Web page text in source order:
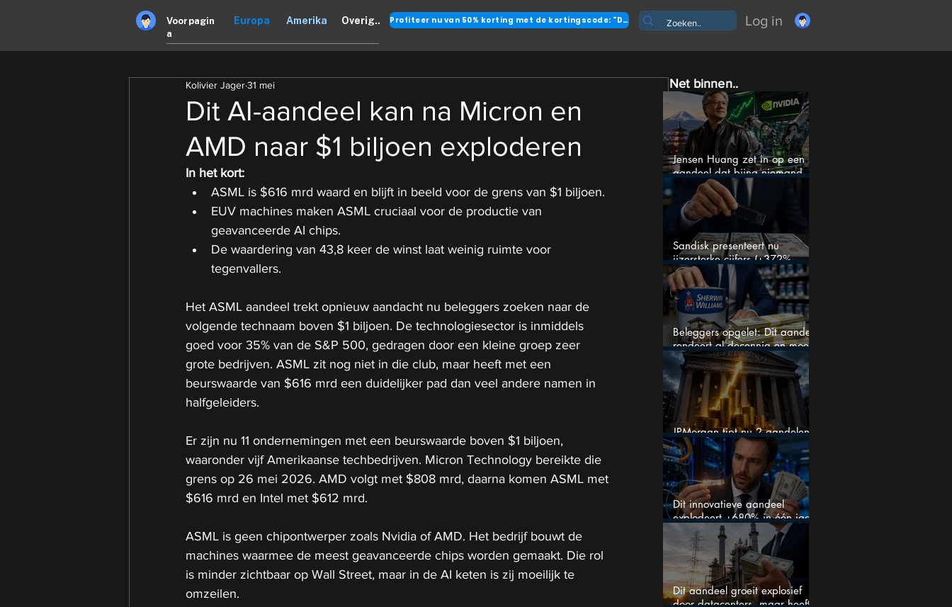
Voorpagin
a
Europa Amerika Overig.. Profiteer nu van 50% korting met de kortingscode: "DANK" Log in
Dit AI-aandeel kan na Micron en
AMD naar $1 biljoen exploderen
Kolivier Jager31 mei
In het kort:
ASML is $616 mrd waard en blijft in beeld voor de grens van $1 biljoen.
EUV machines maken ASML cruciaal voor de productie van
geavanceerde AI chips.
De waardering van 43,8 keer de winst laat weinig ruimte voor
tegenvallers.
Het ASML aandeel trekt opnieuw aandacht nu beleggers zoeken naar de
volgende technaam boven $1 biljoen. De technologiesector is inmiddels
goed voor 35% van de S&P 500, gedragen door een kleine groep zeer
grote bedrijven. ASML zit nog niet in die club, maar heeft met een
beurswaarde van $616 mrd een duidelijker pad dan veel andere namen in
halfgeleiders.
Er zijn nu 11 ondernemingen met een beurswaarde boven $1 biljoen,
waaronder vijf Amerikaanse techbedrijven. Micron Technology bereikte die
grens op 26 mei 2026. AMD volgt met $808 mrd, daarna komen ASML met
$616 mrd en Intel met $612 mrd.
ASML is geen chipontwerper zoals Nvidia of AMD. Het bedrijf bouwt de
machines waarmee de meest geavanceerde chips worden gemaakt. Die rol
is minder zichtbaar op Wall Street, maar in de AI keten is zij moeilijk te
omzeilen.
Net binnen..
Jensen Huang zet in op een
aandeel dat bijna niemand
Sandisk presenteert nu
ijzersterke cijfers (+372%
omzetgroei), toch zakt het
aandeel weg
Beleggers opgelet: Dit aandeel
rendeert al decennia en moet
op je watchlist staan!
JPMorgan tipt nu 2 aandelen
voor augustus
Dit innovatieve aandeel
explodeert +680% in één jaar
en blijft maar stijgen
Dit aandeel groeit explosief
door datacenters, maar heeft